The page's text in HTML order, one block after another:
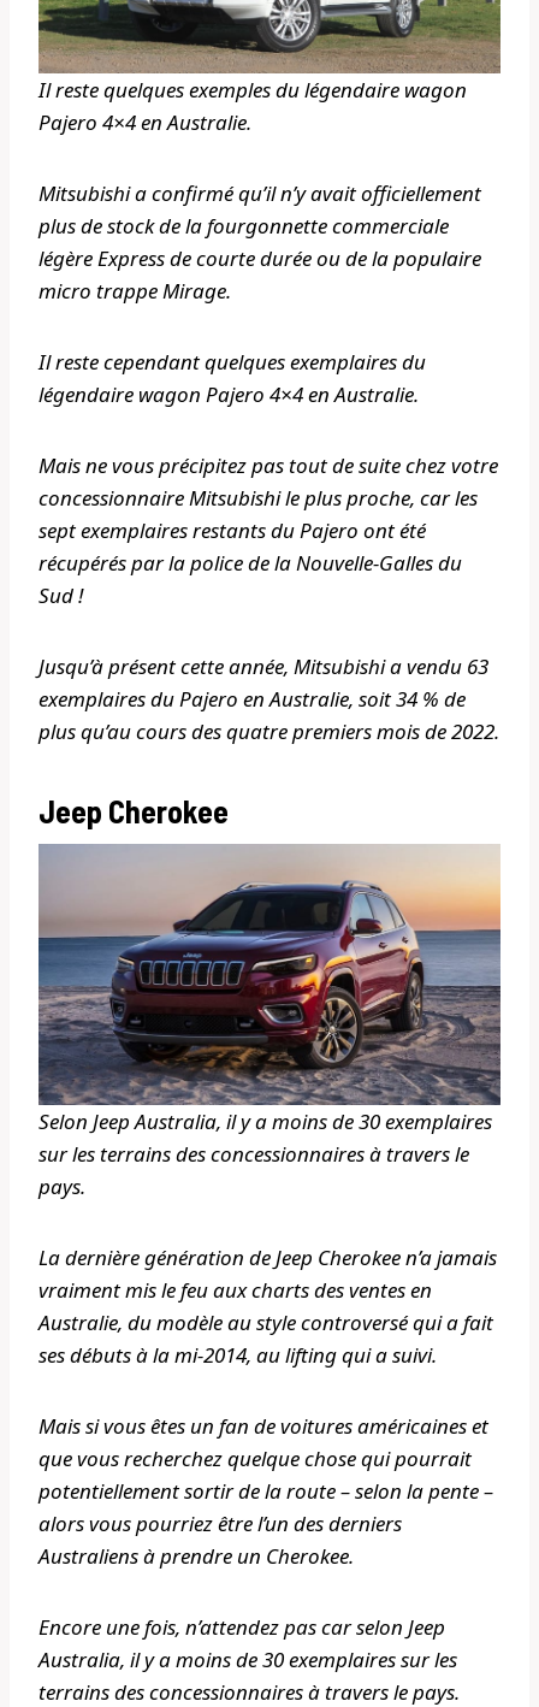
Il reste quelques exemples du légendaire wagon
Pajero 4×4 en Australie.
Mitsubishi a confirmé qu’il n’y avait officiellement
plus de stock de la fourgonnette commerciale
légère Express de courte durée ou de la populaire
micro trappe Mirage.
Il reste cependant quelques exemplaires du
légendaire wagon Pajero 4×4 en Australie.
Mais ne vous précipitez pas tout de suite chez votre
concessionnaire Mitsubishi le plus proche, car les
sept exemplaires restants du Pajero ont été
récupérés par la police de la Nouvelle-Galles du
Sud !
Jusqu’à présent cette année, Mitsubishi a vendu 63
exemplaires du Pajero en Australie, soit 34 % de
plus qu’au cours des quatre premiers mois de 2022.
Jeep Cherokee
Selon Jeep Australia, il y a moins de 30 exemplaires
sur les terrains des concessionnaires à travers le
pays.
La dernière génération de Jeep Cherokee n’a jamais
vraiment mis le feu aux charts des ventes en
Australie, du modèle au style controversé qui a fait
ses débuts à la mi-2014, au lifting qui a suivi.
Mais si vous êtes un fan de voitures américaines et
que vous recherchez quelque chose qui pourrait
potentiellement sortir de la route – selon la pente –
alors vous pourriez être l’un des derniers
Australiens à prendre un Cherokee.
Encore une fois, n’attendez pas car selon Jeep
Australia, il y a moins de 30 exemplaires sur les
terrains des concessionnaires à travers le pays.